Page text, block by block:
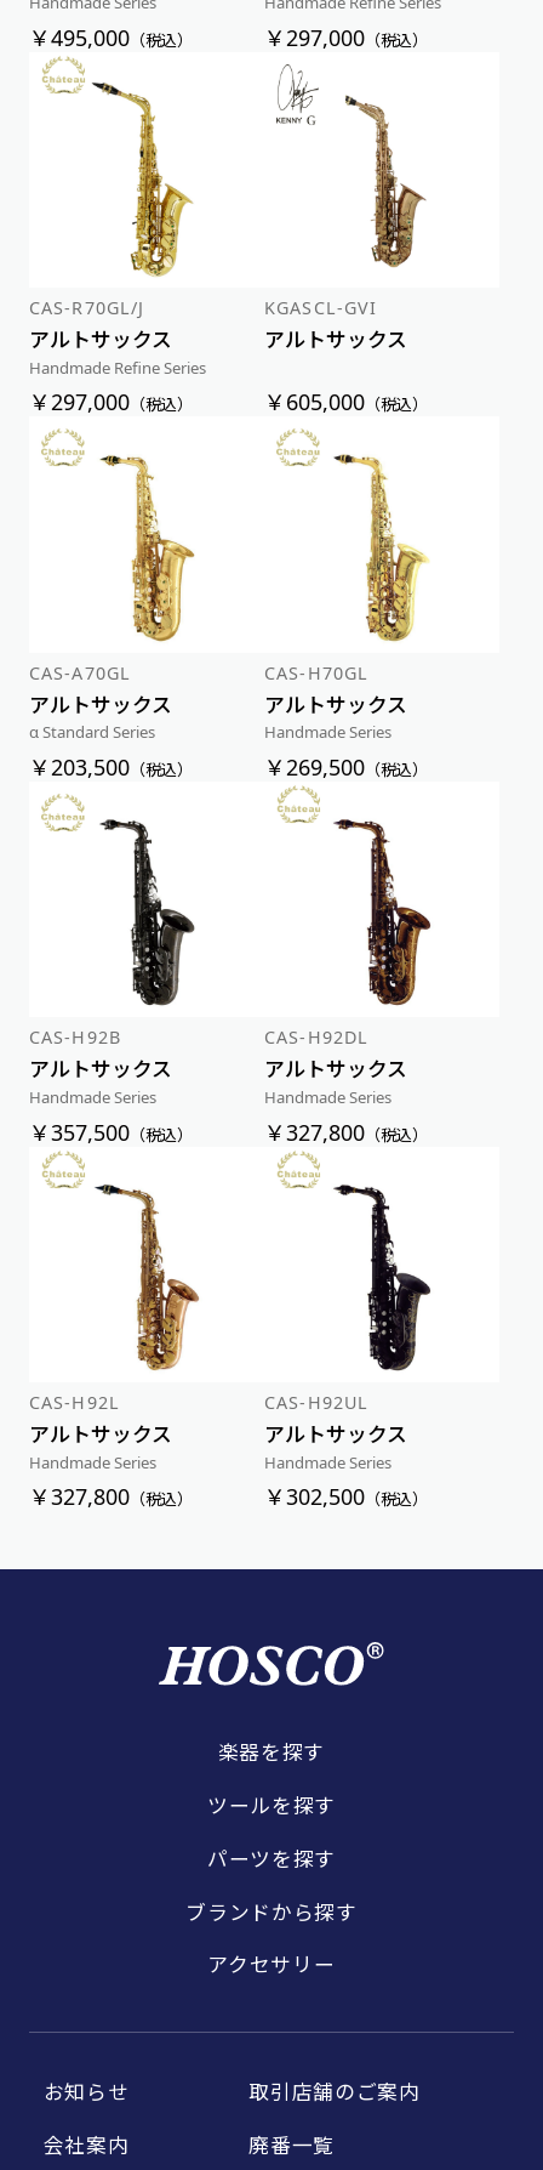
￥495,000（税込） ￥297,000 （税込）
CAS-R70GL/J
アルトサックス
Handmade Refine Series
￥297,000（税込）
KGASCL-GVI
アルトサックス
￥605,000 （税込）
CAS-A70GL
アルトサックス
α Standard Series
￥203,500（税込）
CAS-H70GL
アルトサックス
Handmade Series
￥269,500 （税込）
CAS-H92B
アルトサックス
Handmade Series
￥357,500（税込）
CAS-H92DL
アルトサックス
Handmade Series
￥327,800 （税込）
CAS-H92L
アルトサックス
Handmade Series
￥327,800（税込）
CAS-H92UL
アルトサックス
Handmade Series
￥302,500 （税込）
楽器を探す
ツールを探す
パーツを探す
ブランドから探す
アクセサリー
お知らせ
会社案内
取引店舗のご案内
廃番一覧